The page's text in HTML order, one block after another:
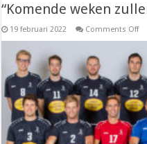
“Komende weken
19 februari 2022 Comments Offon
(JTV